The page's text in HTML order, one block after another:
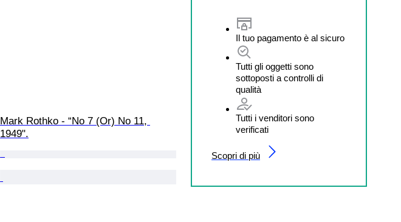
Il tuo pagamento è al sicuro
Tutti gli oggetti sono
sottoposti a controlli di
qualità
Tutti i venditori sono
verificati
Scopri di più
Mark Rothko - “No 7 (Or) No 11,
1949".